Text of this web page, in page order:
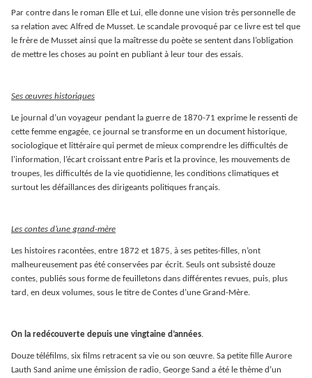
Par contre dans le roman Elle et Lui, elle donne une vision très personnelle de
sa relation avec Alfred de Musset. Le scandale provoqué par ce livre est tel que
le frère de Musset ainsi que la maîtresse du poète se sentent dans l’obligation
de mettre les choses au point en publiant à leur tour des essais.
Ses œuvres historiques
Le journal d’un voyageur pendant la guerre de 1870-71 exprime le ressenti de
cette femme engagée, ce journal se transforme en un document historique,
sociologique et littéraire qui permet de mieux comprendre les difficultés de
l'information, l’écart croissant entre Paris et la province, les mouvements de
troupes, les difficultés de la vie quotidienne, les conditions climatiques et
surtout les défaillances des dirigeants politiques français.
Les contes d’une grand-mère
Les histoires racontées, entre 1872 et 1875, à ses petites-filles, n’ont
malheureusement pas été conservées par écrit. Seuls ont subsisté douze
contes, publiés sous forme de feuilletons dans différentes revues, puis, plus
tard, en deux volumes, sous le titre de Contes d’une Grand-Mère.
On la redécouverte depuis une vingtaine d’années.
Douze téléfilms, six films retracent sa vie ou son œuvre. Sa petite fille Aurore
Lauth Sand anime une émission de radio, George Sand a été le thème d’un